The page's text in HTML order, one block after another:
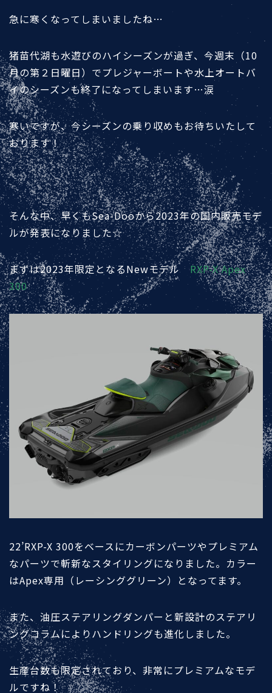
急に寒くなってしまいましたね…
猪苗代湖も水遊びのハイシーズンが過ぎ、今週末（10
月の第２日曜日）でプレジャーボートや水上オートバ
イのシーズンも終了になってしまいます…涙
寒いですが、今シーズンの乗り収めもお待ちいたして
おります！
そんな中、早くもSea-Dooから2023年の国内販売モデ
ルが発表になりました☆
まずは2023年限定となるNewモデルRXP-X Apex
300
22’RXP-X 300をベースにカーボンパーツやプレミアム
なパーツで斬新なスタイリングになりました。カラー
はApex専用（レーシンググリーン）となってます。
また、油圧ステアリングダンパーと新設計のステアリ
ングコラムによりハンドリングも進化しました。
生産台数も限定されており、非常にプレミアムなモデ
ルですね！